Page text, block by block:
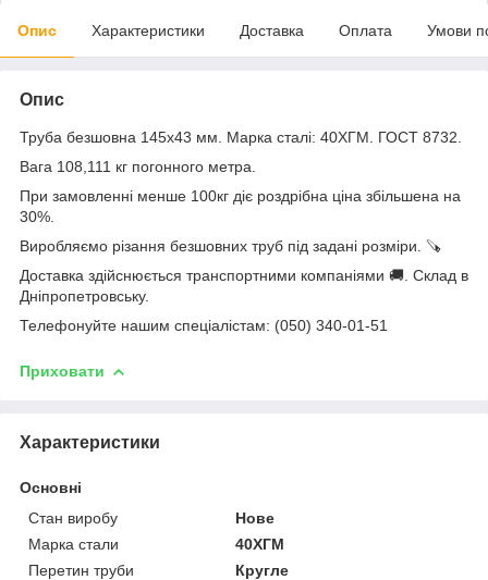
Опис Характеристики Доставка Оплата Умови
Опис
Труба безшовна 145x43 мм. Марка сталі: 40ХГМ. ГОСТ 8732.
Вага 108,111 кг погонного метра.
При замовленні менше 100кг діє роздрібна ціна збільшена на
30%.
Виробляємо різання безшовних труб під задані розміри. 🪚
Доставка здійснюється транспортними компаніями 🚚. Склад в
Дніпропетровську.
Телефонуйте нашим спеціалістам: (050) 340-01-51
Приховати
Характеристики
Основні
Стан виробу
Нове
Марка стали
40ХГМ
Перетин труби
Кругле